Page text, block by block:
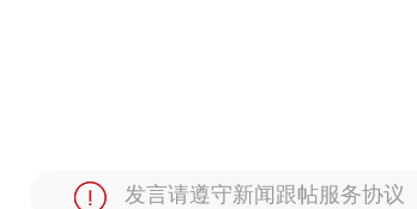
发言请遵守新闻跟帖服务协议